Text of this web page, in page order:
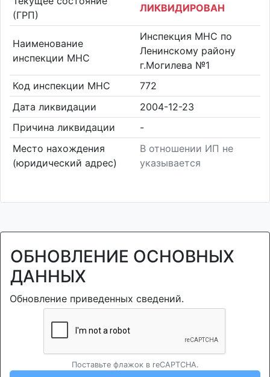
(ГРП)
ЛИКВИДИРОВАН
Наименование
инспекции МНС
Инспекция МНС по
Ленинскому району
г.Могилева №1
Код инспекции МНС
772
Дата ликвидации
2004-12-23
Причина ликвидации
-
Место нахождения
(юридический адрес)
В отношении ИП не
указывается
ОБНОВЛЕНИЕ ОСНОВНЫХ
ДАННЫХ
Обновление приведенных сведений.
Поставьте флажок в reCAPTCHA.